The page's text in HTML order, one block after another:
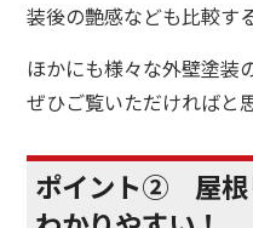
装後の艶感なども比較す
ほかにも様々な外壁塗装
ぜひご覧いただければと
ポイント② 屋根